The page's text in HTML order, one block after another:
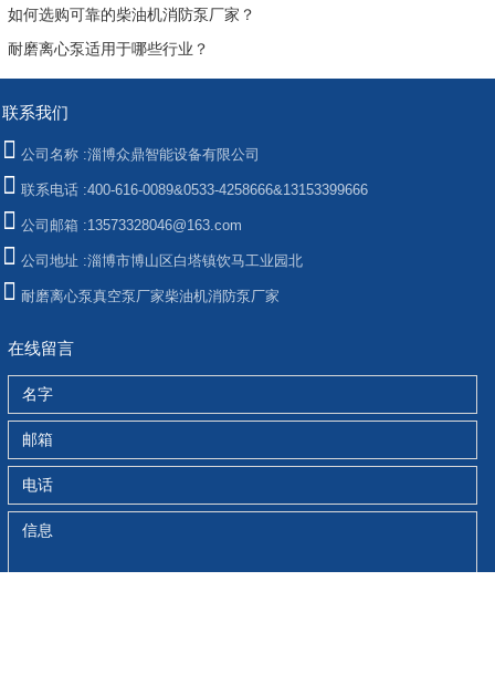
如何选购可靠的柴油机消防泵厂家？
耐磨离心泵适用于哪些行业？
联系我们
公司名称 :淄博众鼎智能设备有限公司
联系电话 :400-616-0089&0533-4258666&13153399666
公司邮箱 :13573328046@163.com
公司地址 :淄博市博山区白塔镇饮马工业园北
耐磨离心泵真空泵厂家柴油机消防泵厂家
在线留言